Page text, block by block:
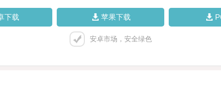
下载 苹果下载
安卓市场，安全绿色